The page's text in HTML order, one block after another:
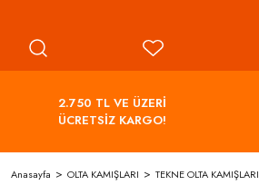
2.750 TL VE ÜZERİ
ÜCRETSİZ KARGO!
Anasayfa OLTA KAMIŞLARI TEKNE OLTA KAMIŞLARI